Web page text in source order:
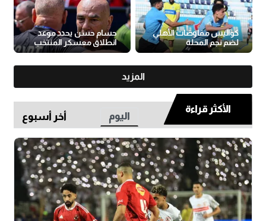
كواليس مفاوضات الأهلي
لضم نجم المحلة
حسام حسن يحدد موعد
انطلاق معسكر المنتخب
المزيد
الأكثر قراءة
اليوم أخر أسبوع